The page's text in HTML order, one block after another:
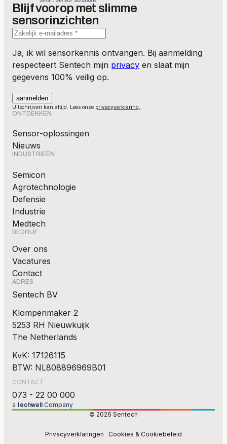
Blijf voorop met slimme
sensorinzichten
Ja, ik wil sensorkennis ontvangen. Bij aanmelding
respecteert Sentech mijn privacy en slaat mijn
gegevens 100% veilig op.
Uitschrijven kan altijd. Lees onze privacyverklaring.
ONTDEKKEN
Sensor-oplossingen
Nieuws
INDUSTRIEËN
Semicon
Agrotechnologie
Defensie
Industrie
Medtech
BEDRIJF
Over ons
Vacatures
Contact
ADRES
Sentech BV
Klompenmaker 2
5253 RH Nieuwkuijk
The Netherlands
KvK: 17126115
BTW: NL808896969B01
CONTACT
073 - 22 00 000
a techwell
Company
© 2026 Sentech
Privacyverklaringen Cookies & Cookiebeleid